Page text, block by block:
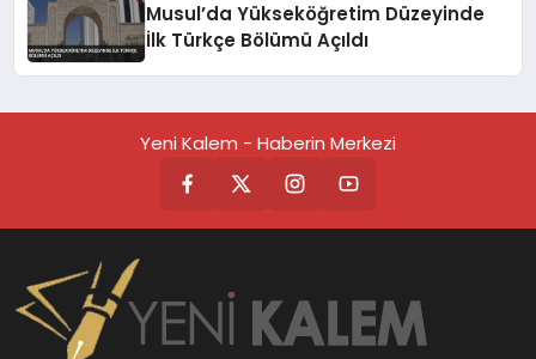
Musul’da Yükseköğretim Düzeyinde
İlk Türkçe Bölümü Açıldı
Yeni Kalem - Haberin Merkezi